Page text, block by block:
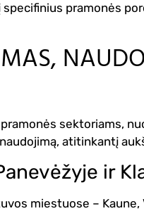
pramonės
sektoriams,
atitinkantį
ir
miestuose – Kaune,